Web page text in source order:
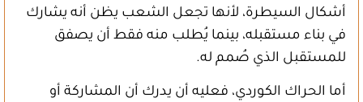
أشكال السيطرة، لأنها تجعل الشعب يظن أنه يشارك
في بناء مستقبله، بينما يُطلب منه فقط أن يصفق
للمستقبل الذي صُمم له.
أما الحراك الكوردي، فعليه أن يدرك أن المشاركة أو